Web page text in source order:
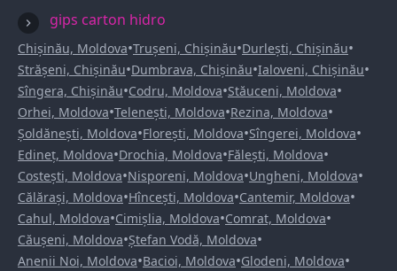
gips carton hidro
Chișinău, Moldova•Trușeni, Chișinău•Durlești, Chișinău•
Strășeni, Chișinău•Dumbrava, Chișinău•Ialoveni, Chișinău•
Sîngera, Chișinău•Codru, Moldova•Stăuceni, Moldova•
Orhei, Moldova•Telenești, Moldova•Rezina, Moldova•
Șoldănești, Moldova•Florești, Moldova•Sîngerei, Moldova•
Edineț, Moldova•Drochia, Moldova•Fălești, Moldova•
Costești, Moldova•Nisporeni, Moldova•Ungheni, Moldova•
Călărași, Moldova•Hîncești, Moldova•Cantemir, Moldova•
Cahul, Moldova•Cimișlia, Moldova•Comrat, Moldova•
Căușeni, Moldova•Ștefan Vodă, Moldova•
Anenii Noi, Moldova•Bacioi, Moldova•Glodeni, Moldova•